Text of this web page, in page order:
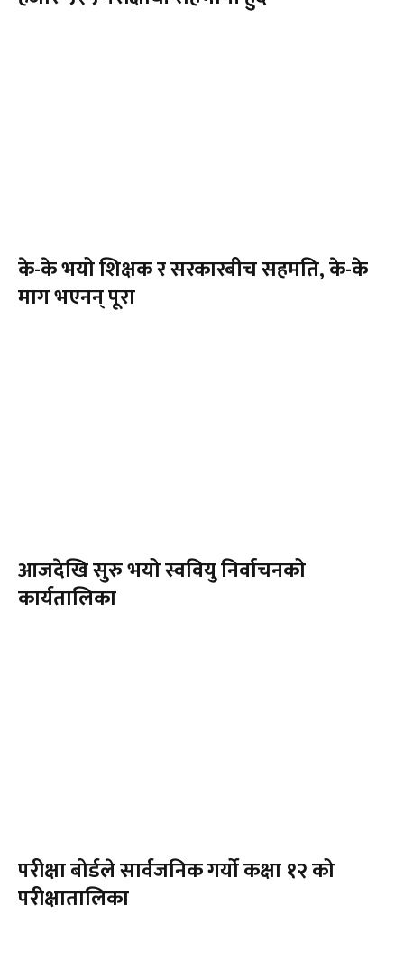
के-के भयो शिक्षक र सरकारबीच सहमति, के-के
माग भएनन् पूरा
आजदेखि सुरु भयो स्ववियु निर्वाचनको
कार्यतालिका
परीक्षा बोर्डले सार्वजनिक गर्यो कक्षा १२ को
परीक्षातालिका